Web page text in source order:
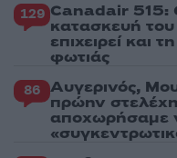
129 Canadair 515:
κατασκευή
επιχειρεί και
φωτιάς
86 Αυγερινός,
πρώην
αποχωρήσαμε